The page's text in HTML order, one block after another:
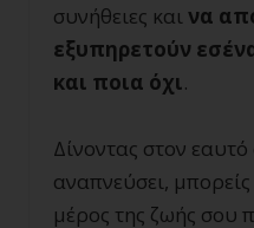
συνήθειες καινα
εξυπηρετούν
και ποια όχι.
Δίνοντας στον
αναπνεύσει,
μέρος της ζωής σου